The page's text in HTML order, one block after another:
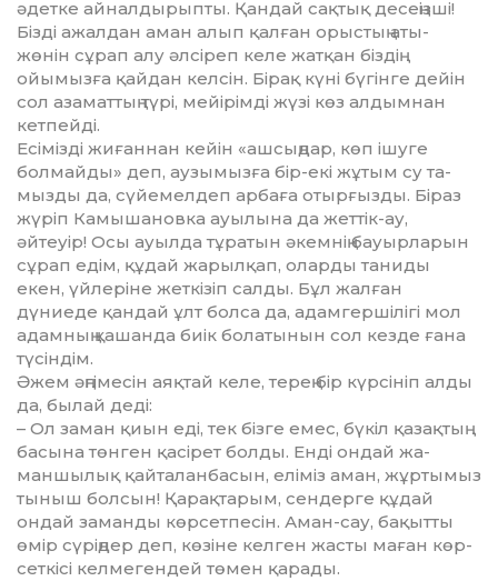
әдетке ай­налдырыпты. Қандай сақтық де­сеңізші!
Бізді ажалдан аман алып қалған орыстың аты-
жөнін сұрап алу әлсіреп келе жатқан біз­дің
ойымызға қайдан келсін. Бі­рақ күні бүгінге дейін
сол аза­маттың түрі, мейірімді жүзі көз алдымнан
кетпейді.
Есімізді жиғаннан кейін «аш­сың­дар, көп ішуге
болмайды» деп, аузымызға бір-екі жұтым су та­
мызды да, сүйемел­деп арбаға отыр­ғызды. Біраз
жүріп Камыша­новка ауылына да жеттік-ау,
әйтеуір! Осы ауылда тұратын әкем­нің бауырларын
сұрап едім, құ­дай жарылқап, оларды таниды
екен, үйлеріне жеткізіп салды. Бұл жалған
дүниеде қандай ұлт бол­са да, адамгершілігі мол
адам­ның қашанда биік болатынын сол кезде ғана
түсіндім.
Әжем әңгімесін аяқтай келе, те­рең бір күрсініп алды
да, былай деді:
– Ол заман қиын еді, тек бізге емес, бүкіл қазақтың
басына төн­ген қасірет болды. Енді ондай жа­­
маншылық қайталанбасын, елі­міз аман, жұртымыз
тыныш бол­сын! Қарақтарым, сендерге құдай
ондай заманды көрсетпесін. Аман-сау, бақытты
өмір сүріңдер деп, көзіне келген жас­ты маған көр­­
сеткісі келмегендей төмен қа­ра­ды.